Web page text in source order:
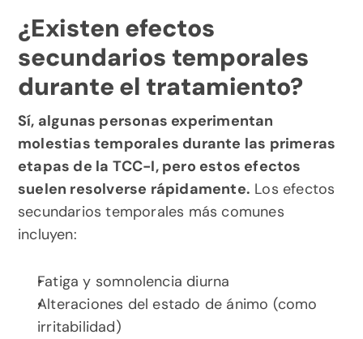
¿Existen efectos
secundarios temporales
durante el tratamiento?
Sí, algunas personas experimentan
molestias temporales durante las primeras
etapas de la TCC-I, pero estos efectos
suelen resolverse rápidamente. Los efectos
secundarios temporales más comunes
incluyen:
Fatiga y somnolencia diurna
Alteraciones del estado de ánimo (como
irritabilidad)